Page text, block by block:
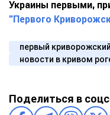
Украины первыми,
"Первого
первый криворожский
новости в кривом
Поделиться в